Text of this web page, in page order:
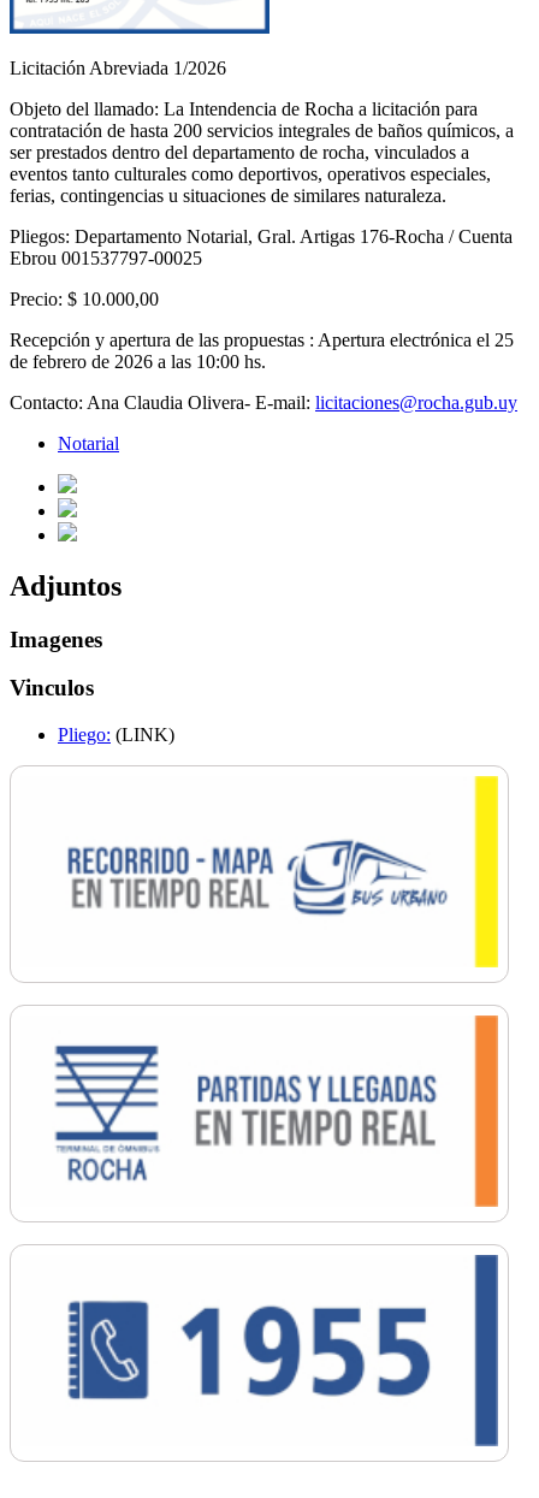
Licitación Abreviada 1/2026
Objeto del llamado: La Intendencia de Rocha a licitación para
contratación de hasta 200 servicios integrales de baños químicos, a
ser prestados dentro del departamento de rocha, vinculados a
eventos tanto culturales como deportivos, operativos especiales,
ferias, contingencias u situaciones de similares naturaleza.
Pliegos: Departamento Notarial, Gral. Artigas 176-Rocha / Cuenta
Ebrou 001537797-00025
Precio: $ 10.000,00
Recepción y apertura de las propuestas : Apertura electrónica el 25
de febrero de 2026 a las 10:00 hs.
Contacto: Ana Claudia Olivera- E-mail: licitaciones@rocha.gub.uy
Notarial
Adjuntos
Imagenes
Vinculos
Pliego: (LINK)